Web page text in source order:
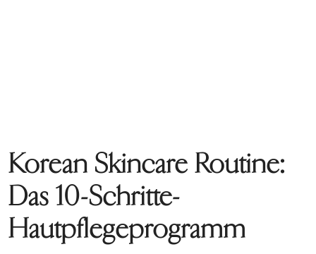
Korean Skincare Routine:
Das 10-Schritte-
Hautpflegeprogramm